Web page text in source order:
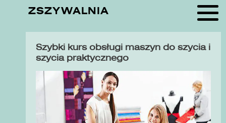
ZSZYWALNIA
Szybki kurs obsługi maszyn do szycia i
szycia praktycznego